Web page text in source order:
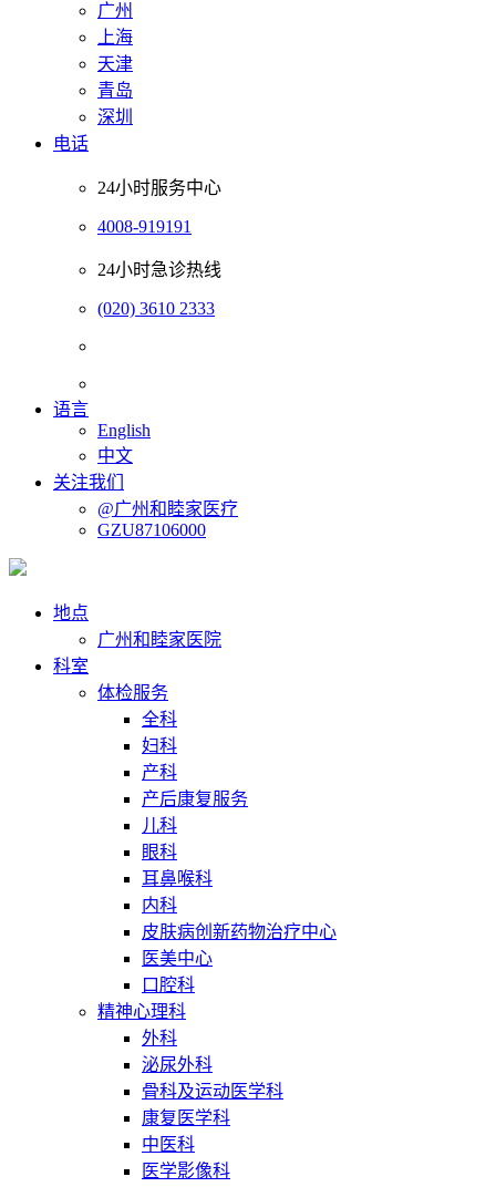
广州
上海
天津
青岛
深圳
电话
24小时服务中心
4008-919191
24小时急诊热线
(020) 3610 2333
语言
English
中文
关注我们
@广州和睦家医疗
GZU87106000
地点
广州和睦家医院
科室
体检服务
全科
妇科
产科
产后康复服务
儿科
眼科
耳鼻喉科
内科
皮肤病创新药物治疗中心
医美中心
口腔科
精神心理科
外科
泌尿外科
骨科及运动医学科
康复医学科
中医科
医学影像科